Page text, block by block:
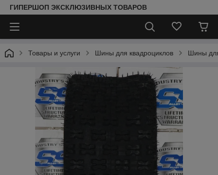
ГИПЕРШОП ЭКСКЛЮЗИВНЫХ ТОВАРОВ
Товары и услуги Шины для квадроциклов Шины